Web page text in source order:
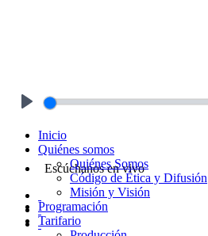
Escúchanos en vivo
Inicio
Quiénes somos
Quiénes Somos
Código de Ética y Difusión
Misión y Visión
Programación
Tarifario